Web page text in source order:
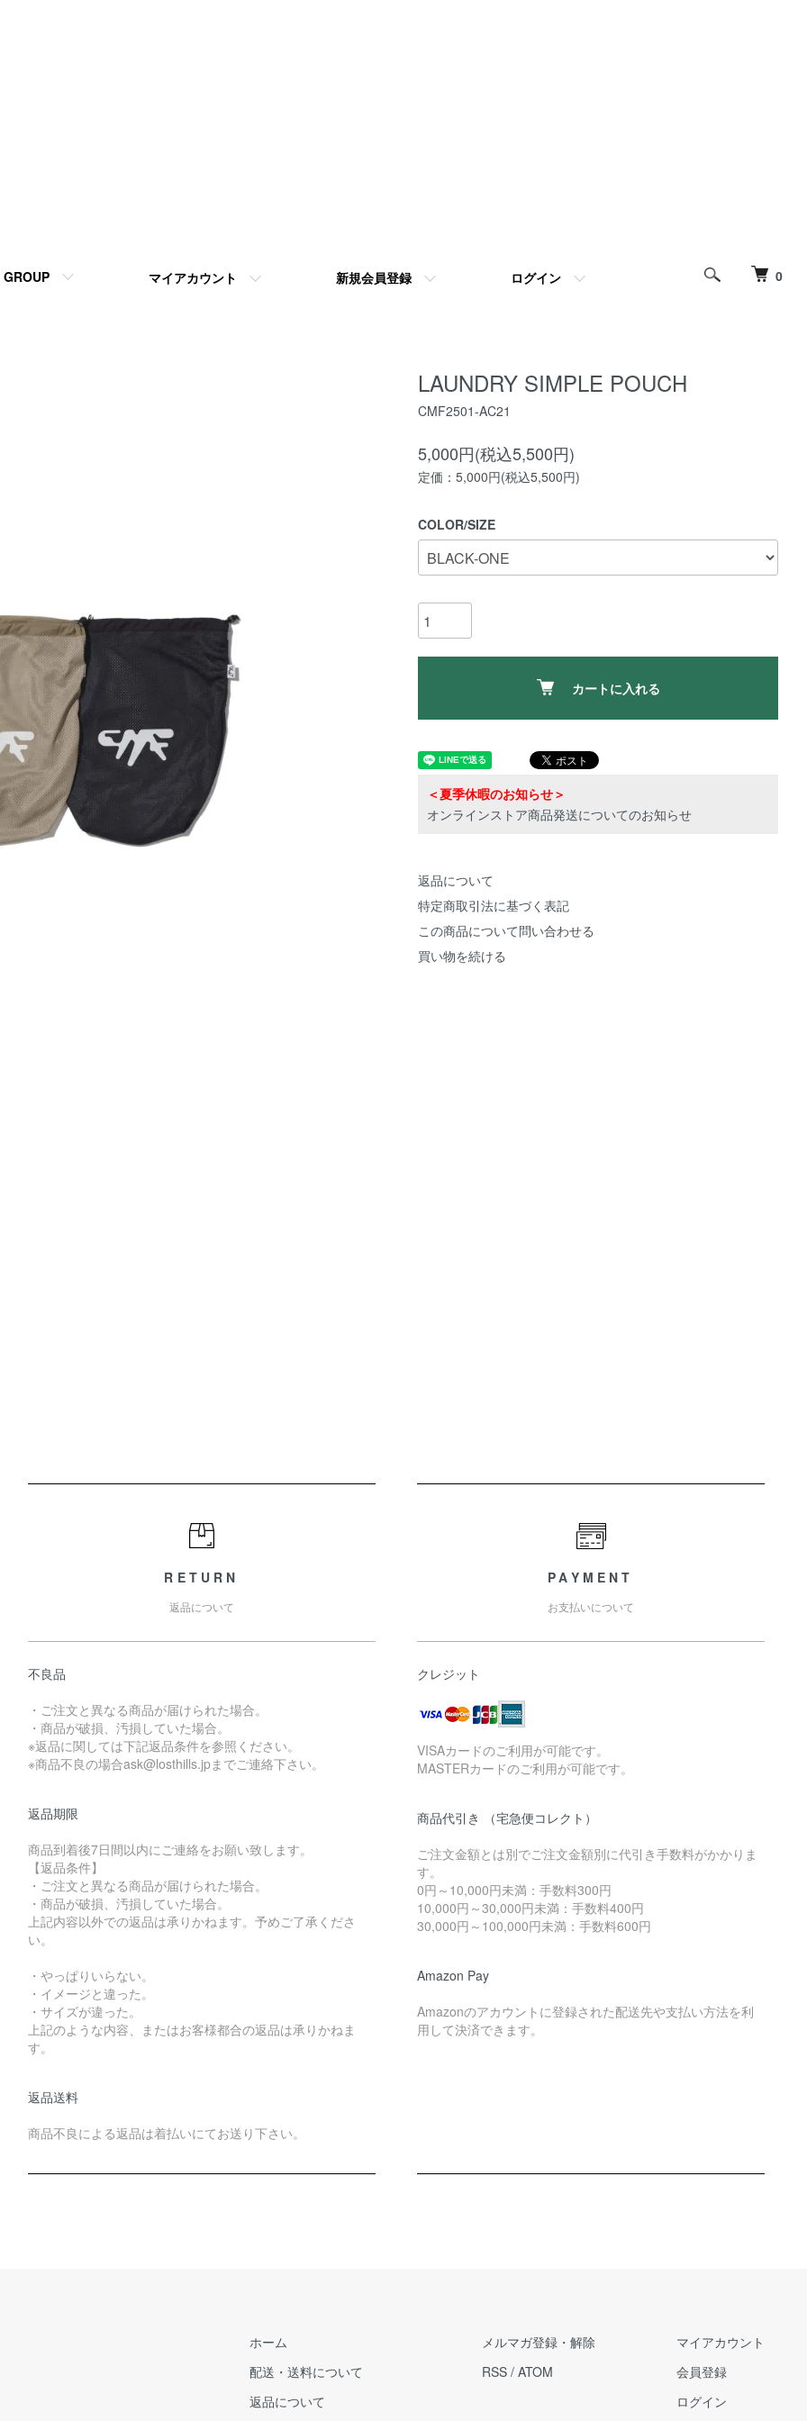
0
GROUP マイアカウント 新規会員登録 ログイン
LAUNDRY SIMPLE POUCH
CMF2501-AC21
5,000円(税込5,500円)
定価：5,000円(税込5,500円)
COLOR/SIZE
カートに入れる
＜夏季休暇のお知らせ＞
オンラインストア商品発送についてのお知らせ
返品について
特定商取引法に基づく表記
この商品について問い合わせる
買い物を続ける
RETURN
返品について
不良品
・ご注文と異なる商品が届けられた場合。
・商品が破損、汚損していた場合。
※返品に関しては下記返品条件を参照ください。
※商品不良の場合ask@losthills.jpまでご連絡下さい。
返品期限
商品到着後7日間以内にご連絡をお願い致します。
【返品条件】
・ご注文と異なる商品が届けられた場合。
・商品が破損、汚損していた場合。
上記内容以外での返品は承りかねます。予めご了承くださ
い。
・やっぱりいらない。
・イメージと違った。
・サイズが違った。
上記のような内容、またはお客様都合の返品は承りかねま
す。
返品送料
商品不良による返品は着払いにてお送り下さい。
PAYMENT
お支払いについて
クレジット
VISAカードのご利用が可能です。
MASTERカードのご利用が可能です。
商品代引き （宅急便コレクト）
ご注文金額とは別でご注文金額別に代引き手数料がかかりま
す。
0円～10,000円未満：手数料300円
10,000円～30,000円未満：手数料400円
30,000円～100,000円未満：手数料600円
Amazon Pay
Amazonのアカウントに登録された配送先や支払い方法を利
用して決済できます。
ホーム
配送・送料について
返品について
メルマガ登録・解除
RSS / ATOM
マイアカウント
会員登録
ログイン